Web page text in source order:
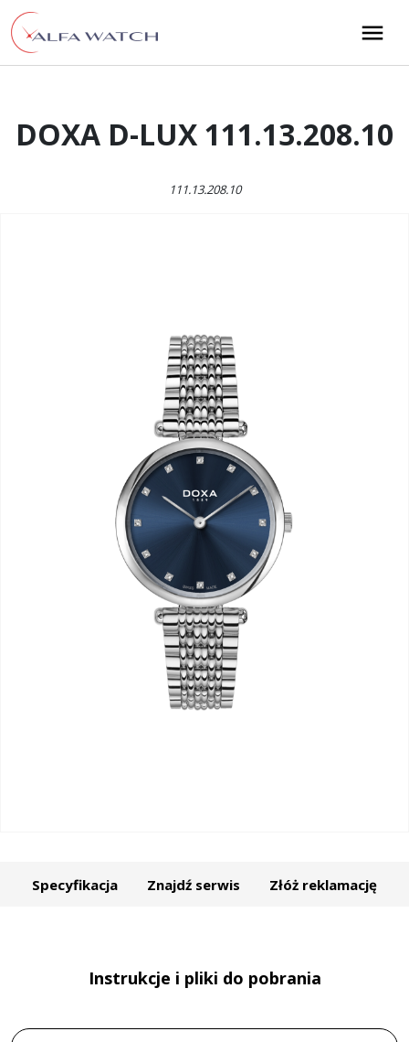
Przejdź do treści
Main Navigation
DOXA D-LUX 111.13.208.10
111.13.208.10
Specyfikacja Znajdź serwis Złóż reklamację
Instrukcje i pliki do pobrania